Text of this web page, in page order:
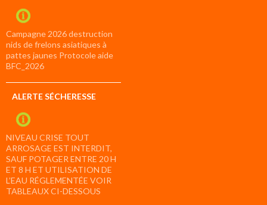
Campagne 2026 destruction
nids de frelons asiatiques à
pattes jaunes Protocole aide
BFC_2026
ALERTE SÉCHERESSE
NIVEAU CRISE TOUT
ARROSAGE EST INTERDIT,
SAUF POTAGER ENTRE 20 H
ET 8 H ET UTILISATION DE
L’EAU RÉGLEMENTÉE VOIR
TABLEAUX CI-DESSOUS